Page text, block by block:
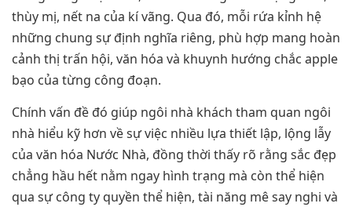
thùy mị, nết na của kí vãng. Qua đó, mỗi rứa kỉnh hệ
những chung sự định nghĩa riêng, phù hợp mang hoàn
cảnh thị trấn hội, văn hóa và khuynh hướng chắc apple
bạo của từng công đoạn.
Chính vấn đề đó giúp ngôi nhà khách tham quan ngôi
nhà hiểu kỹ hơn về sự việc nhiều lựa thiết lập, lộng lẫy
của văn hóa Nước Nhà, đồng thời thấy rõ rằng sắc đẹp
chẳng hầu hết nằm ngay hình trạng mà còn thể hiện
qua sự công ty quyền thể hiện, tài năng mê say nghi và